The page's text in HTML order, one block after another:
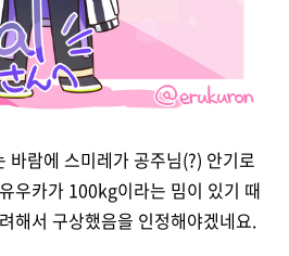
바람에 스미레가 공주님(?) 안기로
우카가 100kg이라는 밈이 있기 때
해서 구상했음을 인정해야겠네요.